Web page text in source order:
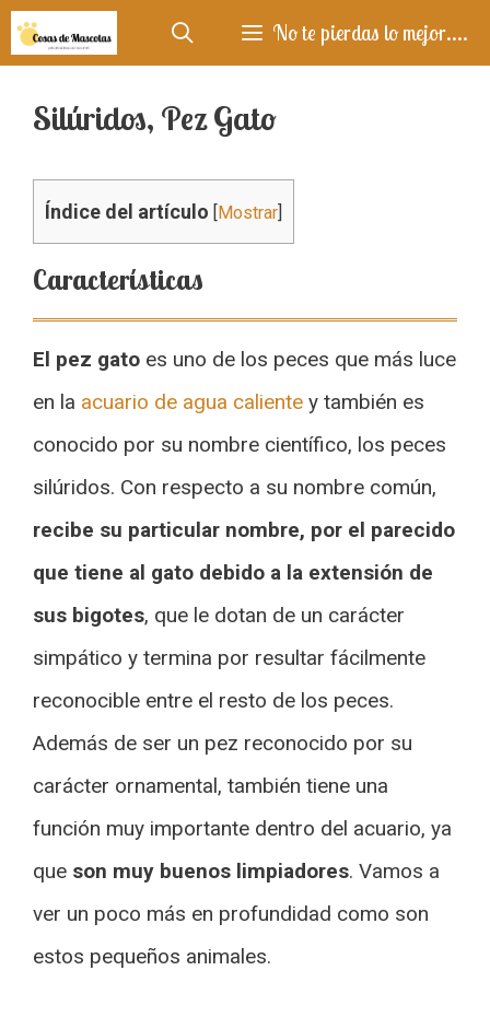
Saltar
al
contenido
No te pierdas lo mejor....
Silúridos, Pez Gato
Índice del artículo [Mostrar]
Características
El pez gato es uno de los peces que más luce
en la acuario de agua caliente y también es
conocido por su nombre científico, los peces
silúridos. Con respecto a su nombre común,
recibe su particular nombre, por el parecido
que tiene al gato debido a la extensión de
sus bigotes, que le dotan de un carácter
simpático y termina por resultar fácilmente
reconocible entre el resto de los peces.
Además de ser un pez reconocido por su
carácter ornamental, también tiene una
función muy importante dentro del acuario, ya
que son muy buenos limpiadores. Vamos a
ver un poco más en profundidad como son
estos pequeños animales.